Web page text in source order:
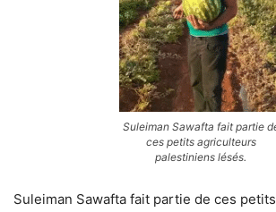
Suleiman Sawafta fait partie
ces petits agriculteurs
palestiniens lésés.
Suleiman Sawafta fait partie de ces